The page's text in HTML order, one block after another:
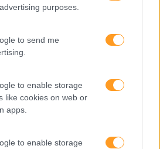
purposes.
to send me
to enable storage
like cookies on web or
apps.
to enable storage
usar a escuta
reter talento,
o ambiente de